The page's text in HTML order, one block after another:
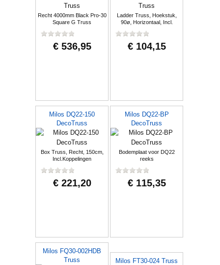
Recht 4000mm Black Pro-30
Square G Truss
€ 536,95
Ladder Truss, Hoekstuk,
90ø, Horizontaal, Incl.
€ 104,15
Milos DQ22-150
DecoTruss
Box Truss, Recht, 150cm,
Incl.Koppelingen
€ 221,20
Milos DQ22-BP
DecoTruss
Bodemplaat voor DQ22
reeks
€ 115,35
Milos FQ30-002HDB
Truss
Milos FT30-024 Truss